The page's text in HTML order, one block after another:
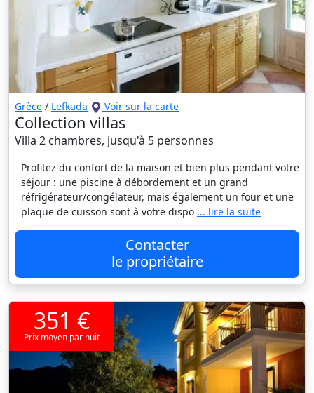
Grèce / Lefkada Voir sur la carte
Collection villas
Villa 2 chambres, jusqu'à 5 personnes
Profitez du confort de la maison et bien plus pendant votre
séjour : une piscine à débordement et un grand
réfrigérateur/congélateur, mais également un four et une
plaque de cuisson sont à votre dispo ... lire la suite
Contacter
le propriétaire
351 €
Prix moyen par nuit